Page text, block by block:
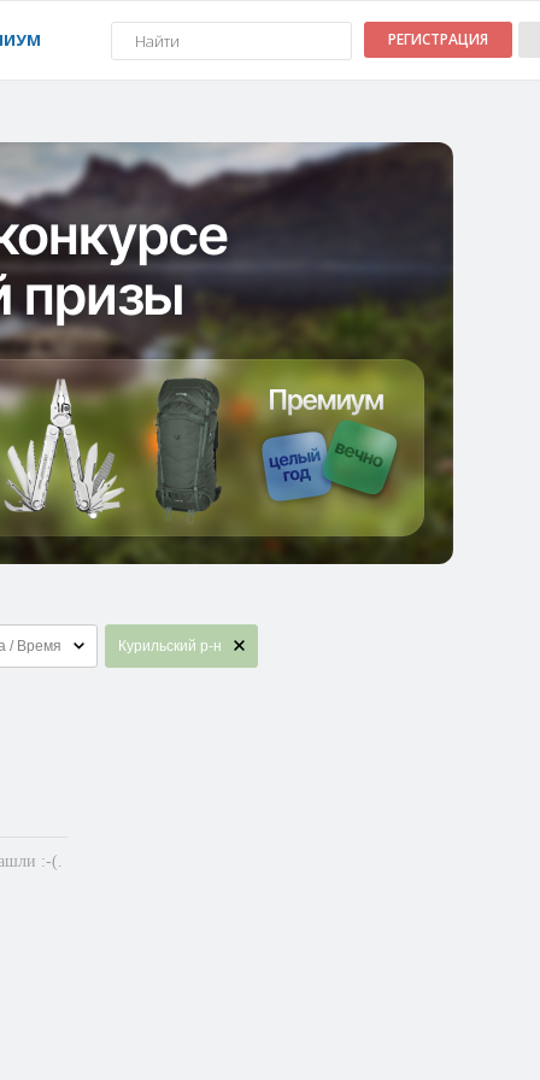
РЕГИСТРАЦИЯ
/ Время Курильский р-н
:-(.